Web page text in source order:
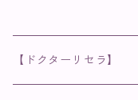
【ドクターリセラ】